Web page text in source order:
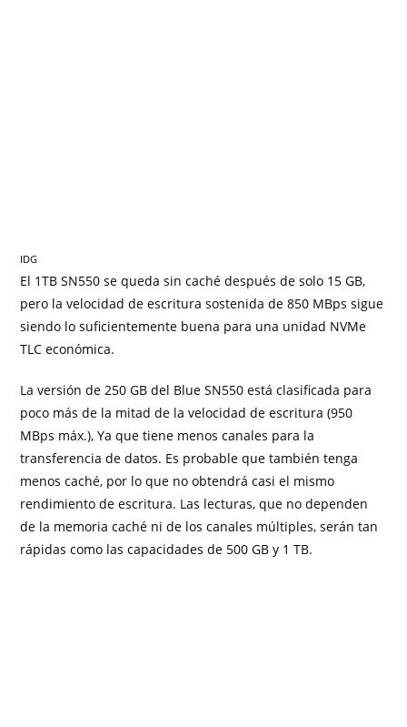
IDG
El 1TB SN550 se queda sin caché después de solo 15 GB,
pero la velocidad de escritura sostenida de 850 MBps sigue
siendo lo suficientemente buena para una unidad NVMe
TLC económica.
La versión de 250 GB del Blue SN550 está clasificada para
poco más de la mitad de la velocidad de escritura (950
MBps máx.), Ya que tiene menos canales para la
transferencia de datos. Es probable que también tenga
menos caché, por lo que no obtendrá casi el mismo
rendimiento de escritura. Las lecturas, que no dependen
de la memoria caché ni de los canales múltiples, serán tan
rápidas como las capacidades de 500 GB y 1 TB.